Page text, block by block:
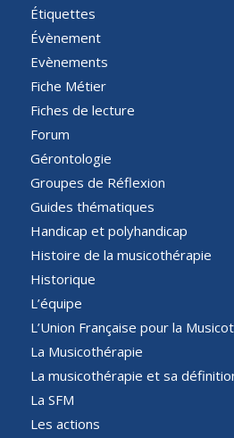
Étiquettes
Évènement
Evènements
Fiche Métier
Fiches de lecture
Forum
Gérontologie
Groupes de Réflexion
Guides thématiques
Handicap et polyhandicap
Histoire de la musicothérapie
Historique
L’équipe
L’Union Française pour la
La Musicothérapie
La musicothérapie et sa
La SFM
Les actions